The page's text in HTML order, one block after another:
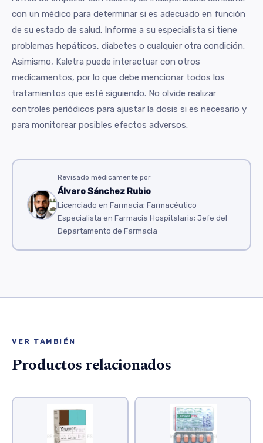
con un médico para determinar si es adecuado en función
de su estado de salud. Informe a su especialista si tiene
problemas hepáticos, diabetes o cualquier otra condición.
Asimismo, Kaletra puede interactuar con otros
medicamentos, por lo que debe mencionar todos los
tratamientos que esté siguiendo. No olvide realizar
controles periódicos para ajustar la dosis si es necesario y
para monitorear posibles efectos adversos.
Revisado médicamente por
Álvaro Sánchez Rubio
Licenciado en Farmacia; Farmacéutico
Especialista en Farmacia Hospitalaria; Jefe del
Departamento de Farmacia
VER TAMBIÉN
Productos relacionados